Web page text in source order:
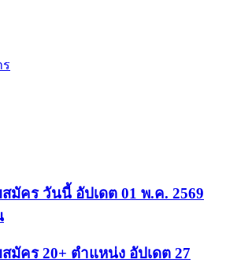
มัคร วันนี้ อัปเดต 01 พ.ค. 2569
มัคร 20+ ตำแหน่ง อัปเดต 27